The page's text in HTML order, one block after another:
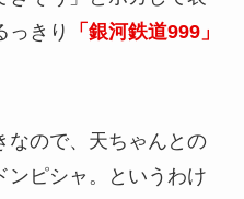
っきり
「銀河鉄道999」
なので、天ちゃんとの
ンピシャ。というわけ